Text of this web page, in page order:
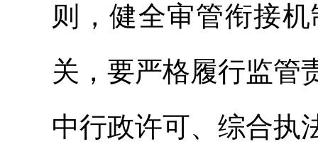
则，健全审管衔接
关，要严格履行监管
中行政许可、综合执